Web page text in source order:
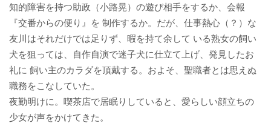
知的障害を持つ助政（小路晃）の遊び相手をするか、会報
『交番からの便り』を 制作するか。だが、仕事熱心（？）な
友川はそれだけでは足りず、暇を持て余して いる熟女の飼い
犬を狙っては、自作自演で迷子犬に仕立て上げ、発見したお
礼に 飼い主のカラダを頂戴する。およそ、聖職者とは思えぬ
職務をこなしていた。
夜勤明けに。喫茶店で居眠りしていると、愛らしい顔立ちの
少女が声をかけてきた。